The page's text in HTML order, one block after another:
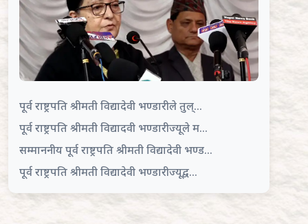
पूर्व राष्ट्रपति श्रीमती विद्यादेवी भण्डारीले तुल्...
पूर्व राष्ट्रपति श्रीमती विद्यादवी भण्डारीज्यूले म...
सम्माननीय पूर्व राष्ट्रपति श्रीमती विद्यादेवी भण्ड...
पूर्व राष्ट्रपति श्रीमती विद्यादेवी भण्डारीज्यूद्व...